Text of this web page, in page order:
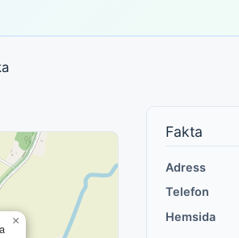
×
Fakta
Adress
Telefon
Hemsida